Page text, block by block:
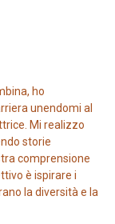
ho
unendomi al
Mi realizzo
storie
comprensione
è ispirare i
la diversità e la